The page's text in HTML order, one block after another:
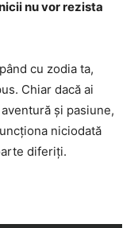
nu vor rezista
cu zodia ta,
Chiar dacă ai
şi pasiune,
niciodată
diferiţi.